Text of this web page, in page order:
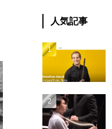
人気記事